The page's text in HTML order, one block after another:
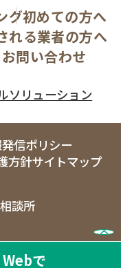
Webで
グ初めての方へ
れる業者の方へ
お問い合わせ
ソリューション
信ポリシー
方針サイトマップ
談所